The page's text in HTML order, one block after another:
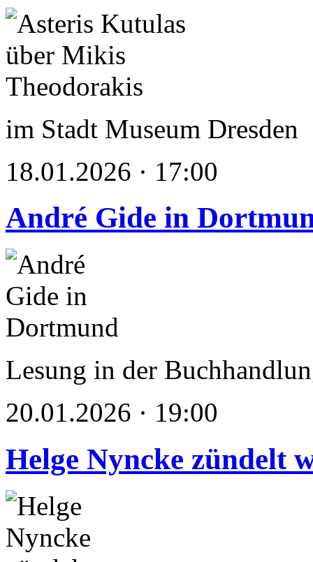
im Stadt Museum Dresden
18.01.2026 · 17:00
André Gide in
Lesung in der
20.01.2026 · 19:00
Helge Nyncke zündelt